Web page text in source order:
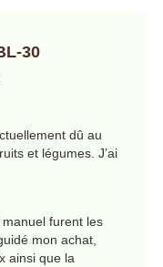
30
dû au
et légumes. J’ai
manuel furent les
mon achat,
ainsi que la